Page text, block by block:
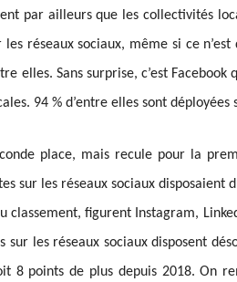
par ailleurs que les collectivités
réseaux sociaux, même si ce
elles. Sans surprise, c’est
94 % d’entre elles sont déployées
place, mais recule pour la
sur les réseaux sociaux disposaient
classement, figurent Instagram,
sur les réseaux sociaux disposent
8 points de plus depuis 2018. On